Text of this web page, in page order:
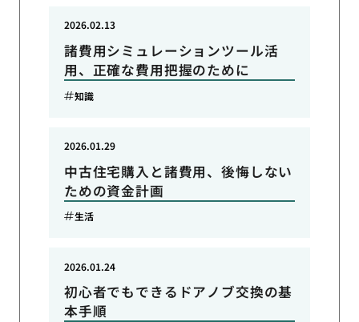
諸費用シミュレーションツール活
用、正確な費用把握のために
2026.02.13
知識
中古住宅購入と諸費用、後悔しない
ための資金計画
2026.01.29
生活
初心者でもできるドアノブ交換の基
本手順
2026.01.24